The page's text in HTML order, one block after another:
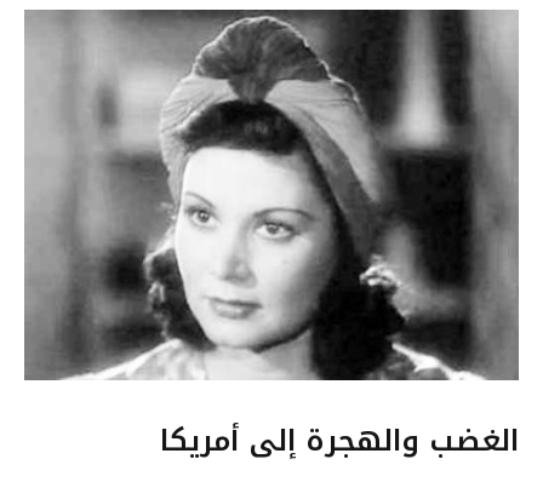
الغضب والهجرة إلى أمريكا